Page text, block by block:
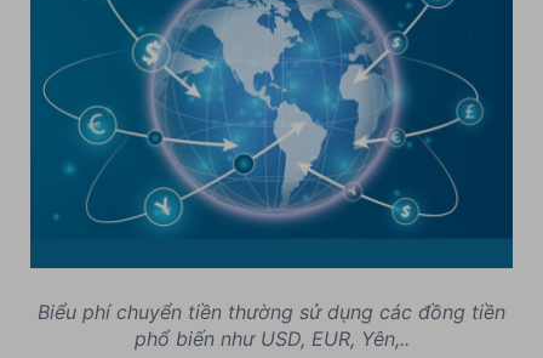
Biểu phí chuyển tiền thường sử dụng các đồng tiền
phổ biến như USD, EUR, Yên,..